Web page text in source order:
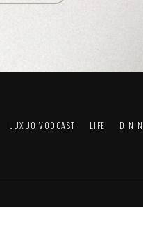
LUXUO VODCAST LIFE